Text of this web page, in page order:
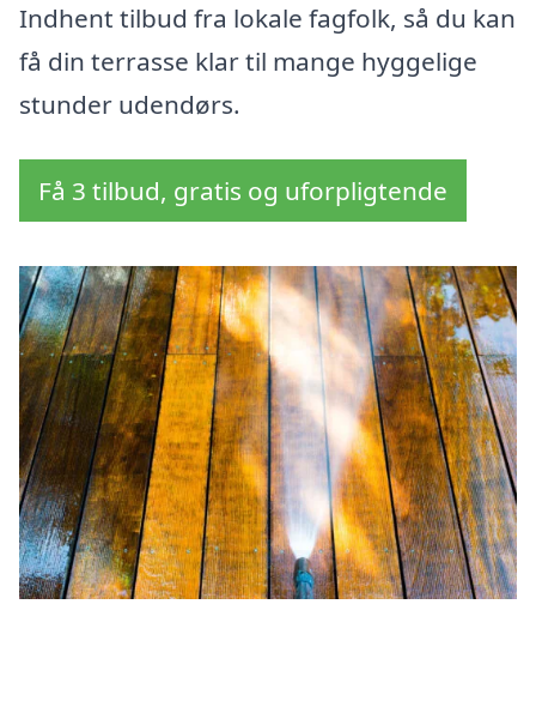
Indhent tilbud fra lokale fagfolk, så du kan
få din terrasse klar til mange hyggelige
stunder udendørs.
Få 3 tilbud, gratis og uforpligtende